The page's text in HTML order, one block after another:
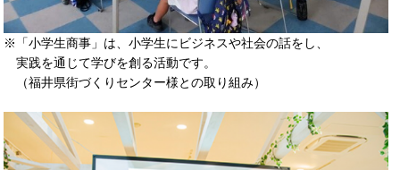
※「小学生商事」は、小学生にビジネスや社会の話をし、
実践を通じて学びを創る活動です。
（福井県街づくりセンター様との取り組み）